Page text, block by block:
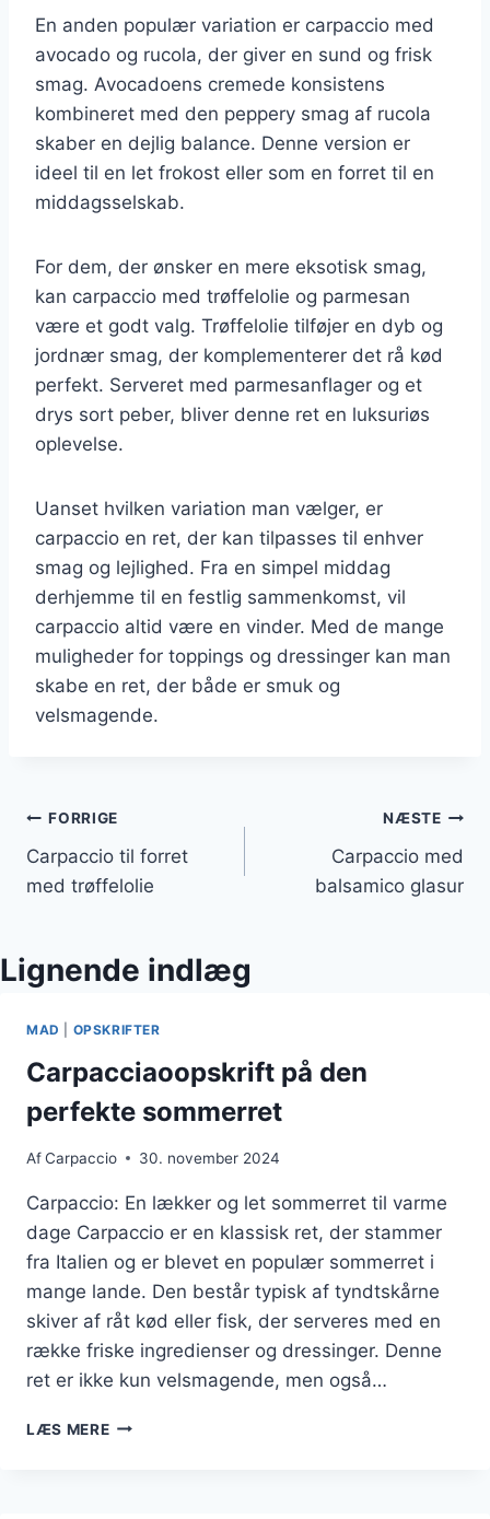
En anden populær variation er carpaccio med
avocado og rucola, der giver en sund og frisk
smag. Avocadoens cremede konsistens
kombineret med den peppery smag af rucola
skaber en dejlig balance. Denne version er
ideel til en let frokost eller som en forret til en
middagsselskab.
For dem, der ønsker en mere eksotisk smag,
kan carpaccio med trøffelolie og parmesan
være et godt valg. Trøffelolie tilføjer en dyb og
jordnær smag, der komplementerer det rå kød
perfekt. Serveret med parmesanflager og et
drys sort peber, bliver denne ret en luksuriøs
oplevelse.
Uanset hvilken variation man vælger, er
carpaccio en ret, der kan tilpasses til enhver
smag og lejlighed. Fra en simpel middag
derhjemme til en festlig sammenkomst, vil
carpaccio altid være en vinder. Med de mange
muligheder for toppings og dressinger kan man
skabe en ret, der både er smuk og
velsmagende.
Indlægsnavigation
FORRIGE
Carpaccio til forret
med trøffelolie
NÆSTE
Carpaccio med
balsamico glasur
Lignende indlæg
MAD OPSKRIFTER
Carpacciaoopskrift på den
perfekte sommerret
AfCarpaccio 30. november 2024
Carpaccio: En lækker og let sommerret til varme
dage Carpaccio er en klassisk ret, der stammer
fra Italien og er blevet en populær sommerret i
mange lande. Den består typisk af tyndtskårne
skiver af råt kød eller fisk, der serveres med en
række friske ingredienser og dressinger. Denne
ret er ikke kun velsmagende, men også…
LÆS MERECARPACCIAOOPSKRIFT